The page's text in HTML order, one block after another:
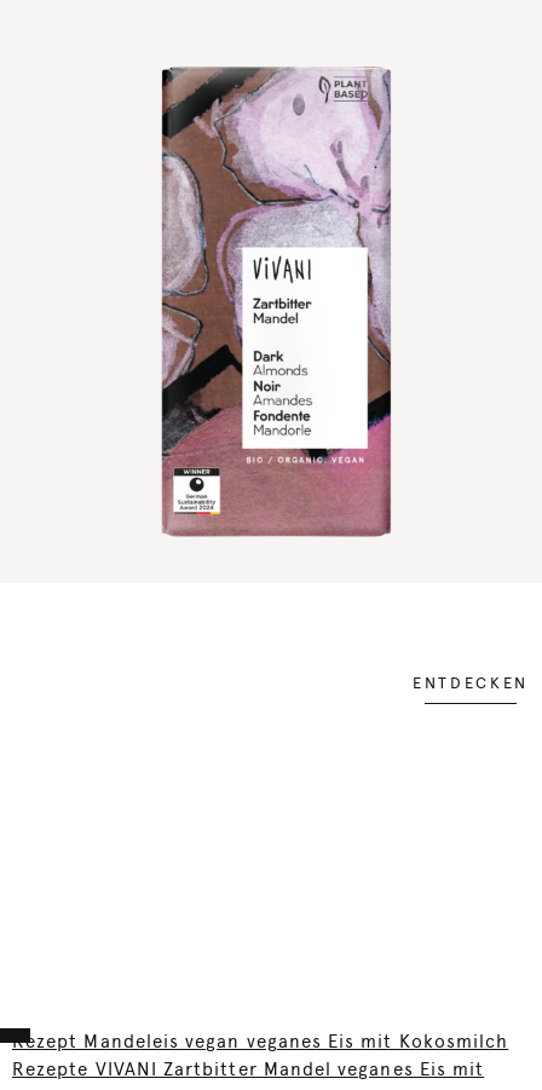
ENTDECKEN
Rezept Mandeleis vegan veganes Eis mit Kokosmilch
Rezepte VIVANI Zartbitter Mandel veganes Eis mit